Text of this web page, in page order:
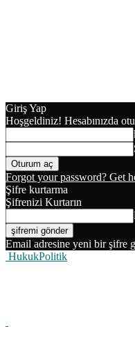
Giriş Yap
Hoşgeldiniz! Hesabınızda
Forgot your password? Get
Şifre kurtarma
Şifrenizi Kurtarın
Email adresine yeni bir şifre
HukukPolitik